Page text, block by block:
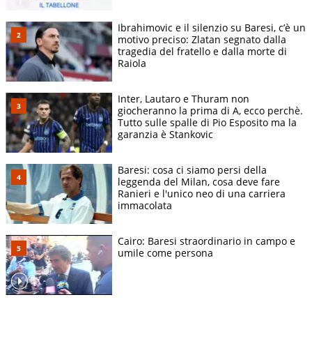
Ibrahimovic e il silenzio su Baresi, c’è un
motivo preciso: Zlatan segnato dalla
tragedia del fratello e dalla morte di
Raiola
Inter, Lautaro e Thuram non
giocheranno la prima di A, ecco perchè.
Tutto sulle spalle di Pio Esposito ma la
garanzia è Stankovic
Baresi: cosa ci siamo persi della
leggenda del Milan, cosa deve fare
Ranieri e l'unico neo di una carriera
immacolata
Cairo: Baresi straordinario in campo e
umile come persona